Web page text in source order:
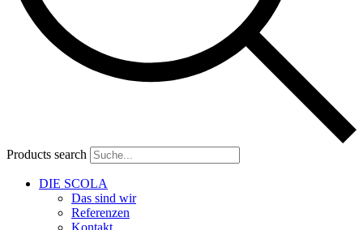
Products search
DIE SCOLA
Das sind wir
Referenzen
Kontakt